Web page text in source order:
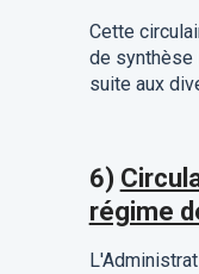
Cette
de synthèse
suite aux
6)
régime